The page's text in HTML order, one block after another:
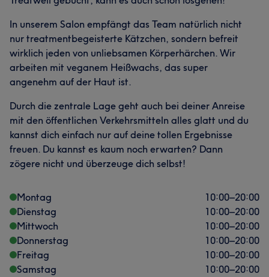
In unserem Salon empfängt das Team natürlich nicht
nur treatmentbegeisterte Kätzchen, sondern befreit
wirklich jeden von unliebsamen Körperhärchen. Wir
arbeiten mit veganem Heißwachs, das super
angenehm auf der Haut ist.
Durch die zentrale Lage geht auch bei deiner Anreise
mit den öffentlichen Verkehrsmitteln alles glatt und du
kannst dich einfach nur auf deine tollen Ergebnisse
freuen. Du kannst es kaum noch erwarten? Dann
zögere nicht und überzeuge dich selbst!
Montag 10:00–20:00
Dienstag
10:00–20:00
Mittwoch
10:00–20:00
Donnerstag
10:00–20:00
Freitag
10:00–20:00
Samstag
10:00–20:00